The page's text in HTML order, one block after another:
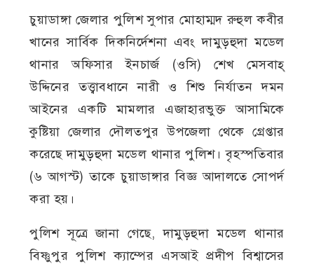
চুয়াডাঙ্গা জেলার পুলিশ সুপার মোহাম্মদ রুহুল কবীর
খানের সার্বিক দিকনির্দেশনা এবং দামুড়হুদা মডেল
থানার অফিসার ইনচার্জ (ওসি) শেখ মেসবাহ্
উদ্দিনের তত্ত্বাবধানে নারী ও শিশু নির্যাতন দমন
আইনের একটি মামলার এজাহারভুক্ত আসামিকে
কুষ্টিয়া জেলার দৌলতপুর উপজেলা থেকে গ্রেপ্তার
করেছে দামুড়হুদা মডেল থানার পুলিশ। বৃহস্পতিবার
(৬ আগস্ট) তাকে চুয়াডাঙ্গার বিজ্ঞ আদালতে সোপর্দ
করা হয়।
পুলিশ সূত্রে জানা গেছে, দামুড়হুদা মডেল থানার
বিষ্ণুপুর পুলিশ ক্যাম্পের এসআই প্রদীপ বিশ্বাসের